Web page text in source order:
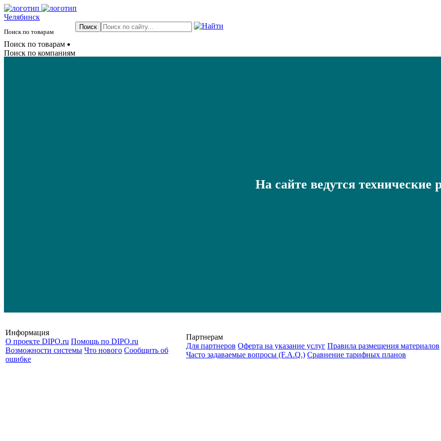
Челябинск
Поиск по товарам
Поиск по товарам
Поиск по компаниям
На сайте ведутся технические
Информация
О проекте DIPO.ru Помощь по DIPO.ru
Возможности системы Что нового Сообщить об
ошибке
Партнерам
Для партнеров Оферта на указание услуг Правила размещения материалов
Часто задаваемые вопросы (F.A.Q.) Cравнение тарифных планов